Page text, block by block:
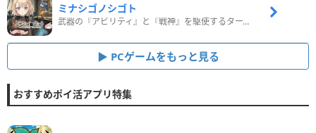
ミナシゴノシゴト
武器の『アビリティ』と『戦神』を駆使するターン制コマンドバトルRPG！
PCゲームをもっと見る
おすすめポイ活アプリ特集